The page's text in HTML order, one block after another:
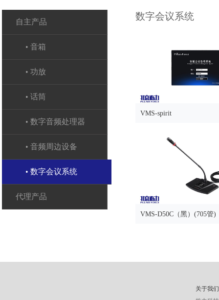
自主产品
• 音箱
• 功放
• 话筒
• 数字音频处理器
• 音频周边设备
• 数字会议系统
代理产品
数字会议系统
VMS-spirit
VMS-D50C（黑）(705管)
关于我们